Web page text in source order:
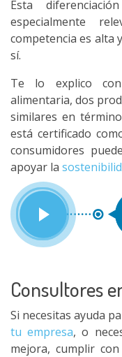
Esta
especialmente
competencia es alta
sí.
Te lo explico
alimentaria, dos
similares en
está certificado
consumidores
apoyar la
Consultores
Si necesitas ayuda
tu empresa, o
mejora, cumplir